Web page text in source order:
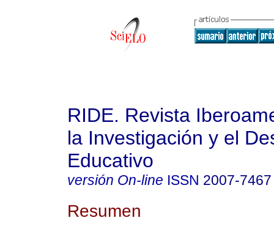
RIDE. Revista
la Investigación y el
Educativo
versión On-line ISSN 2007-7467
Resumen